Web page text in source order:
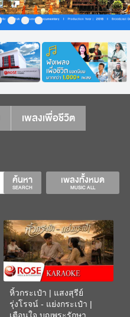
เพลงเพื่อชีวิต
เพลงทั้งหมด
MUSIC ALL
ค้นหา
SEARCH
หิ้วกระเป๋า | แสงสุรีย์
รุ่งโรจน์ - แย่งกระเป๋า |